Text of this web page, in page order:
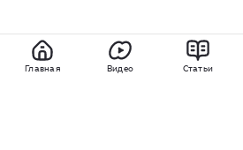
Главная Видео Статьи